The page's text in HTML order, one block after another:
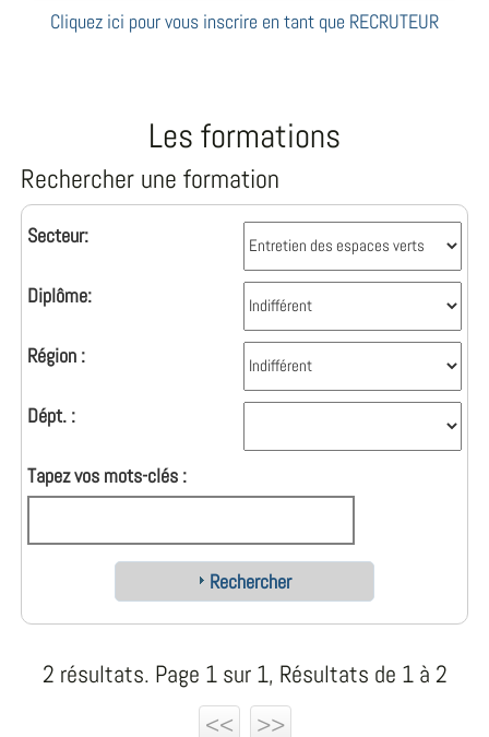
Cliquez ici pour vous inscrire en tant que RECRUTEUR
Les formations
Rechercher une formation
Secteur:
Diplôme:
Région :
Dépt. :
Tapez vos mots-clés :
Rechercher
2 résultats. Page 1 sur 1, Résultats de 1 à 2
<<
>>